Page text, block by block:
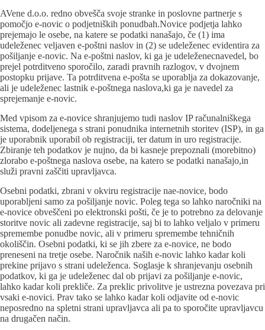
AVene d.o.o. redno obvešča svoje stranke in poslovne partnerje s
pomočjo e-novic o podjetniških ponudbah.Novice podjetja lahko
prejemajo le osebe, na katere se podatki nanašajo, če (1) ima
udeleženec veljaven e-poštni naslov in (2) se udeleženec evidentira za
pošiljanje e-novic. Na e-poštni naslov, ki ga je udeleženecnavedel, bo
prejel potrditveno sporočilo, zaradi pravnih razlogov, v dvojnem
postopku prijave. Ta potrditvena e-pošta se uporablja za dokazovanje,
ali je udeleženec lastnik e-poštnega naslova,ki ga je navedel za
sprejemanje e-novic.
Med vpisom za e-novice shranjujemo tudi naslov IP računalniškega
sistema, dodeljenega s strani ponudnika internetnih storitev (ISP), in ga
je uporabnik uporabil ob registraciji, ter datum in uro registracije.
Zbiranje teh podatkov je nujno, da bi kasneje prepoznali (morebitno)
zlorabo e-poštnega naslova osebe, na katero se podatki nanašajo,in
služi pravni zaščiti upravljavca.
Osebni podatki, zbrani v okviru registracije nae-novice, bodo
uporabljeni samo za pošiljanje novic. Poleg tega so lahko naročniki na
e-novice obveščeni po elektronski pošti, če je to potrebno za delovanje
storitve novic ali zadevne registracije, saj bi to lahko veljalo v primeru
spremembe ponudbe novic, ali v primeru spremembe tehničnih
okoliščin. Osebni podatki, ki se jih zbere za e-novice, ne bodo
preneseni na tretje osebe. Naročnik naših e-novic lahko kadar koli
prekine prijavo s strani udeleženca. Soglasje k shranjevanju osebnih
podatkov, ki ga je udeleženec dal ob prijavi za pošiljanje e-novic,
lahko kadar koli prekliče. Za preklic privolitve je ustrezna povezava pri
vsaki e-novici. Prav tako se lahko kadar koli odjavite od e-novic
neposredno na spletni strani upravljavca ali pa to sporočite upravljavcu
na drugačen način.